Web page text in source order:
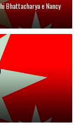
Bhattacharya e Nancy